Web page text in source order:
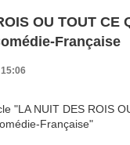
OU TOUT CE
Française